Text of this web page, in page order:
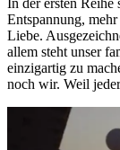
Entspannung,
Liebe.
allem steht unser
einzigartig zu
noch wir. Weil